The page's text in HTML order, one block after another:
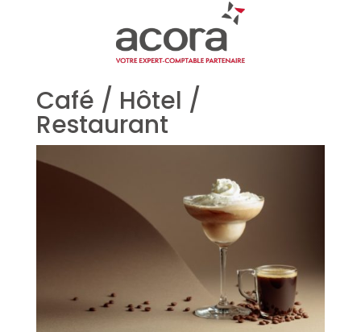
Café / Hôtel /
Restaurant